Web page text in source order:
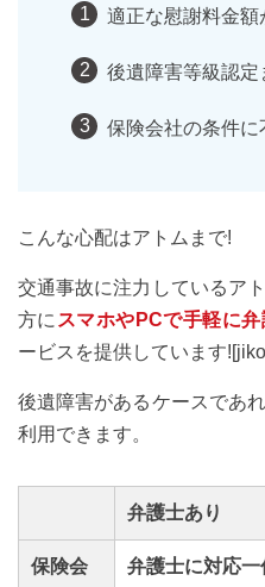
適正な慰謝料金額
後遺障害等級認
保険会社の条件に
こんな心配はアトムまで!
交通事故に注力しているア
方に スマホやPCで手軽に
ービスを提供しています
後遺障害があるケースであ
利用できます。
弁護士あり
保険会
弁護士に対応一